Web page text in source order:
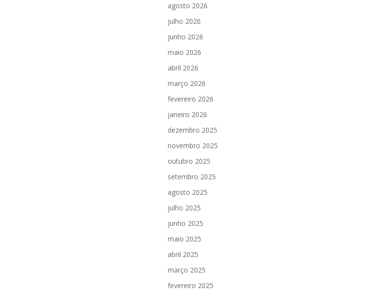
agosto 2026
julho 2026
junho 2026
maio 2026
abril 2026
março 2026
fevereiro 2026
janeiro 2026
dezembro 2025
novembro 2025
outubro 2025
setembro 2025
agosto 2025
julho 2025
junho 2025
maio 2025
abril 2025
março 2025
fevereiro 2025